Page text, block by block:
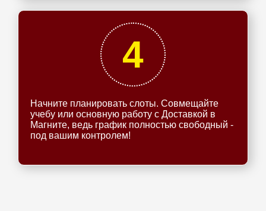
4
Начните планировать слоты. Совмещайте
учебу или основную работу с Доставкой в
Магните, ведь график полностью свободный -
под вашим контролем!